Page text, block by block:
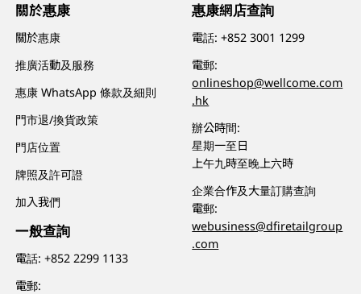
關於惠康
關於惠康
推廣活動及服務
惠康 WhatsApp 條款及細則
門市退/換貨政策
門店位置
牌照及許可證
加入我們
一般查詢
電話:+852 2299 1133
電郵:
惠康網店查詢
電話:+852 3001 1299
電郵:
onlineshop@wellcome.com
.hk
辦公時間:
星期一至日
上午九時至晚上六時
企業合作及大量訂購查詢
電郵:
webusiness@dfiretailgroup
.com